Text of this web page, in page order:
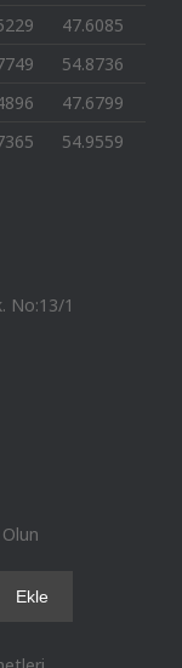
47.6085
54.8736
47.6799
54.9559
No:13/1